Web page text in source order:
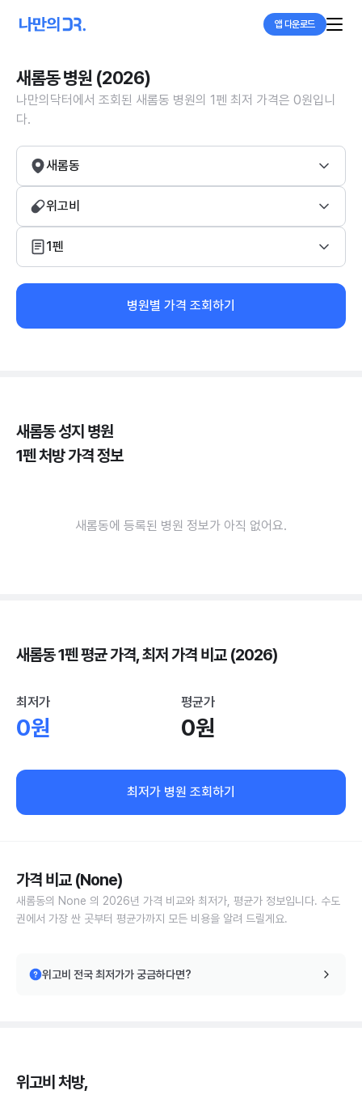
앱 다운로드
새롬동 병원 (2026)
나만의닥터에서 조회된 새롬동 병원의 1펜 최저 가격은 0원입니
다.
새롬동
위고비
1펜
병원별 가격 조회하기
새롬동 성지 병원
1펜 처방 가격 정보
새롬동에 등록된 병원 정보가 아직 없어요.
새롬동 1펜 평균 가격, 최저 가격 비교 (2026)
최저가
0원
평균가
0원
최저가 병원 조회하기
가격 비교 (None)
새롬동의 None 의 2026년 가격 비교와 최저가, 평균가 정보입니다. 수도
권에서 가장 싼 곳부터 평균가까지 모든 비용을 알려 드릴게요.
위고비 전국 최저가가 궁금하다면?
위고비 처방,